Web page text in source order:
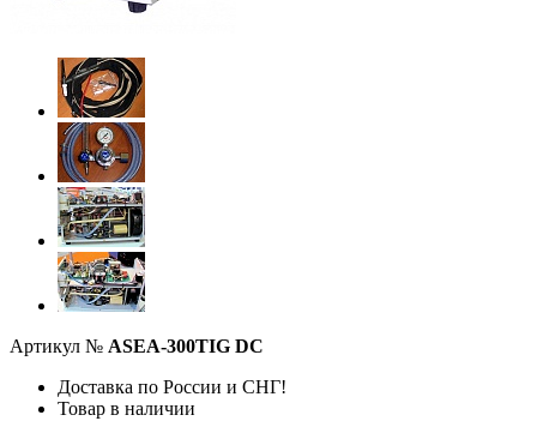
Артикул № ASEA-300TIG DC
Доставка по России и СНГ!
Товар в наличии